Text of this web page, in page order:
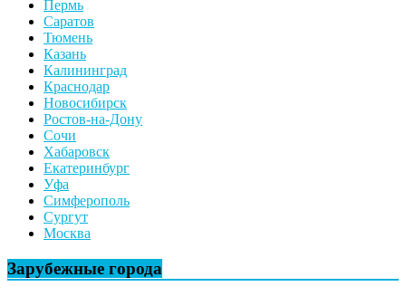
Пермь
Саратов
Тюмень
Казань
Калининград
Краснодар
Новосибирск
Ростов-на-Дону
Сочи
Хабаровск
Екатеринбург
Уфа
Симферополь
Сургут
Москва
Зарубежные города